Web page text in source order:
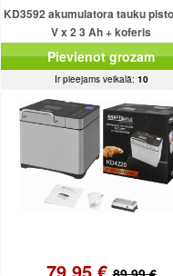
KD3592 akumulatora tauku
V x 2 3 Ah + koferis
Pievienot grozam
Ir pieejams veikalā: 10